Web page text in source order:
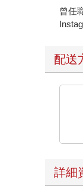
曾任
配送
詳細